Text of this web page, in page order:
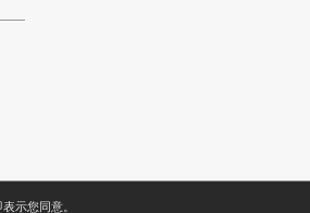
示您同意。